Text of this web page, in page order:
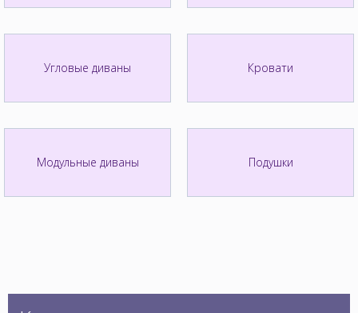
Угловые диваны Кровати
Модульные диваны Подушки